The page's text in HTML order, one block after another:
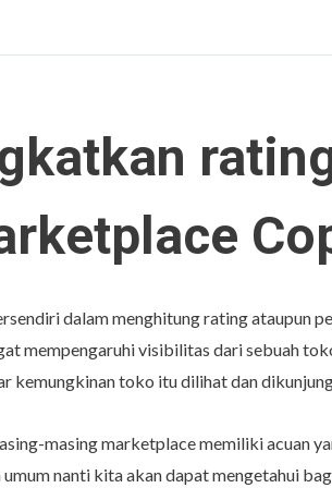
dalam menghitung rating ataupun
mempengaruhi visibilitas dari sebuah
kemungkinan toko itu dilihat dan
masing marketplace memiliki acuan
nanti kita akan dapat mengetahui